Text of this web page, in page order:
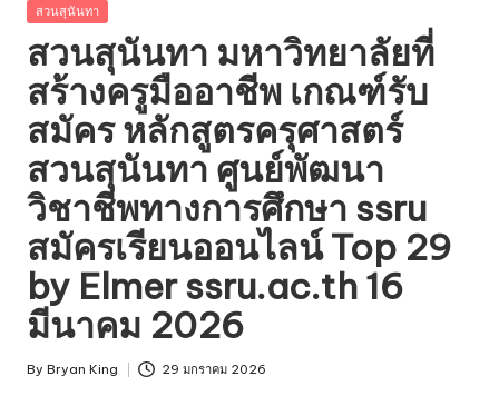
ปัน
ข้อมูล
เกี่ยว
กับ
ความ
ปลอดภัย
ทาง
ไซเบอร์
และ
วิธี
การ
แก้ไข
ปัญหา
เทคโนโลยี
Posted
สวนสุนันทา
สวนสุนันทา มหาวิทยาลัยที่
สร้างครูมืออาชีพ เกณฑ์รับ
สมัคร หลักสูตรครุศาสตร์
สวนสุนันทา ศูนย์พัฒนา
วิชาชีพทางการศึกษา ssru
สมัครเรียนออนไลน์ Top 29
by Elmer ssru.ac.th 16
มีนาคม 2026
Posted
By Bryan King 29 มกราคม 2026